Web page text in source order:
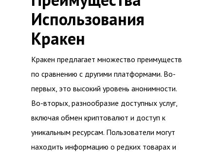
Использования
Кракен
Кракен предлагает множество преимуществ
по сравнению с другими платформами. Во-
первых, это высокий уровень анонимности.
Во-вторых, разнообразие доступных услуг,
включая обмен криптовалют и доступ к
уникальным ресурсам. Пользователи могут
находить информацию о редких товарах и